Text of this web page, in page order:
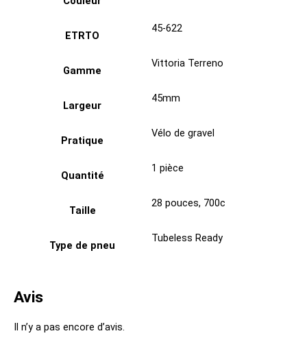
ETRTO
45-622
Gamme
Vittoria Terreno
Largeur
45mm
Pratique
Vélo de gravel
Quantité
1 pièce
Taille
28 pouces, 700c
Type de pneu
Tubeless Ready
Avis
Il n’y a pas encore d’avis.